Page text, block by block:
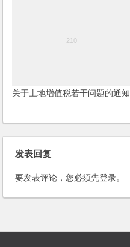
关于土地增值税若干问题的通知
发表回复
要发表评论，您必须先登录。